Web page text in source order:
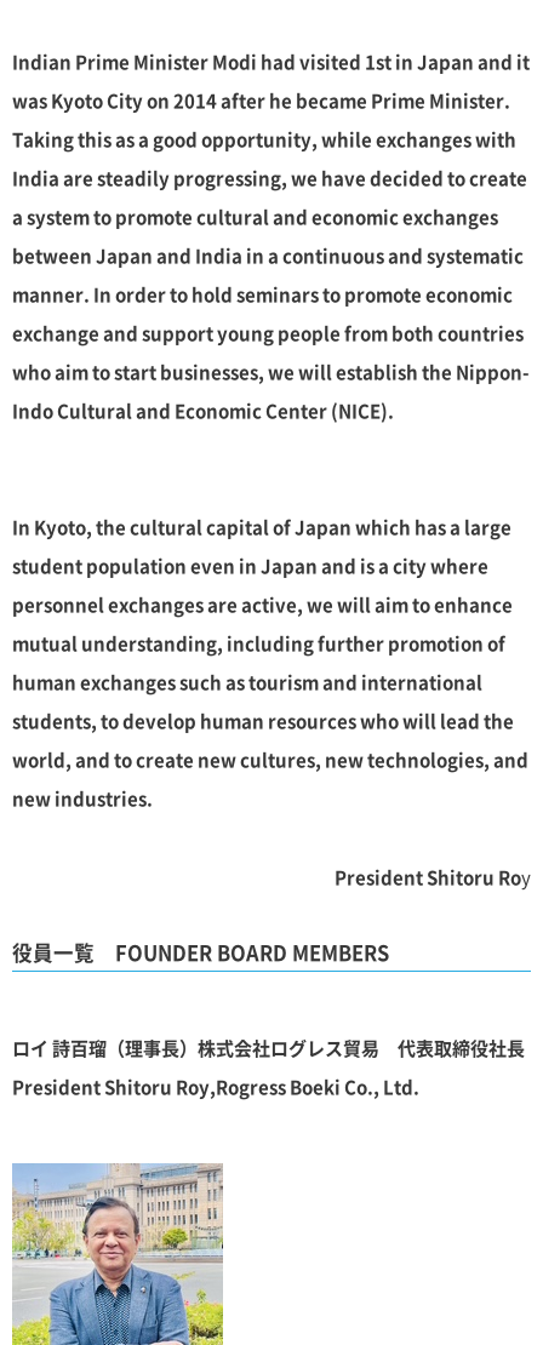
Indian Prime Minister Modi had visited 1st in Japan and it
was Kyoto City on 2014 after he became Prime Minister.
Taking this as a good opportunity, while exchanges with
India are steadily progressing, we have decided to create
a system to promote cultural and economic exchanges
between Japan and India in a continuous and systematic
manner. In order to hold seminars to promote economic
exchange and support young people from both countries
who aim to start businesses, we will establish the Nippon-
Indo Cultural and Economic Center (NICE).
In Kyoto, the cultural capital of Japan which has a large
student population even in Japan and is a city where
personnel exchanges are active, we will aim to enhance
mutual understanding, including further promotion of
human exchanges such as tourism and international
students, to develop human resources who will lead the
world, and to create new cultures, new technologies, and
new industries.
President Shitoru Roy
役員一覧 FOUNDER BOARD MEMBERS
ロイ 詩百瑠（理事長）株式会社ログレス貿易 代表取締役社長
President Shitoru Roy,Rogress Boeki Co., Ltd.